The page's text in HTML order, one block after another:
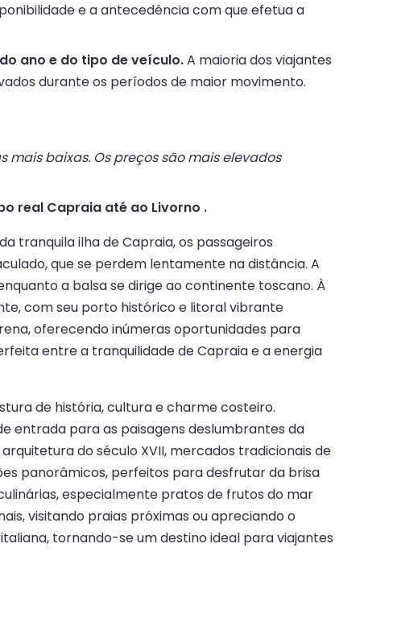
e a antecedência com que efetua a
ano e do tipo de veículo.A maioria dos viajantes
durante os períodos de maior movimento.
baixas. Os preços são mais elevados
real Capraia até ao Livorno .
tranquila ilha de Capraia, os passageiros
que se perdem lentamente na distância. A
a balsa se dirige ao continente toscano. À
com seu porto histórico e litoral vibrante
oferecendo inúmeras oportunidades para
entre a tranquilidade de Capraia e a energia
de história, cultura e charme costeiro.
entrada para as paisagens deslumbrantes da
do século XVII, mercados tradicionais de
panorâmicos, perfeitos para desfrutar da brisa
especialmente pratos de frutos do mar
visitando praias próximas ou apreciando o
tornando-se um destino ideal para viajantes